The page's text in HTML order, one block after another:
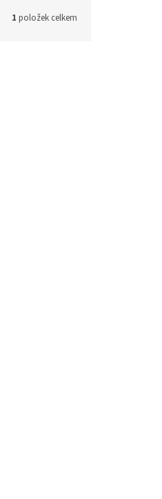
1 položek celkem